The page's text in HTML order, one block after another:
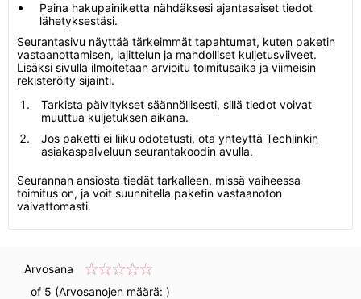
Paina hakupainiketta nähdäksesi ajantasaiset tiedot
lähetyksestäsi.
Seurantasivu näyttää tärkeimmät tapahtumat, kuten paketin
vastaanottamisen, lajittelun ja mahdolliset kuljetusviiveet.
Lisäksi sivulla ilmoitetaan arvioitu toimitusaika ja viimeisin
rekisteröity sijainti.
Tarkista päivitykset säännöllisesti, sillä tiedot voivat
muuttua kuljetuksen aikana.
Jos paketti ei liiku odotetusti, ota yhteyttä Techlinkin
asiakaspalveluun seurantakoodin avulla.
Seurannan ansiosta tiedät tarkalleen, missä vaiheessa
toimitus on, ja voit suunnitella paketin vastaanoton
vaivattomasti.
Arvosana
of 5 (Arvosanojen määrä: )